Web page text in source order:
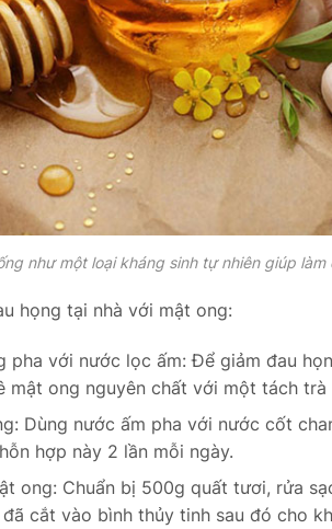
như một loại kháng sinh tự nhiên giúp làm
họng tại nhà với mật ong:
pha với nước lọc ấm: Để giảm đau
mật ong nguyên chất với một tách
Dùng nước ấm pha với nước cốt
hợp này 2 lần mỗi ngày.
ong: Chuẩn bị 500g quất tươi, rửa
cắt vào bình thủy tinh sau đó cho